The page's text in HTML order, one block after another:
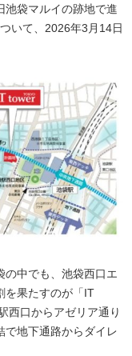
池袋マルイの跡地で進
いて、2026年3月14日
の中でも、池袋西口エ
を果たすのが「IT
西口からアゼリア通り
で地下通路からダイレ